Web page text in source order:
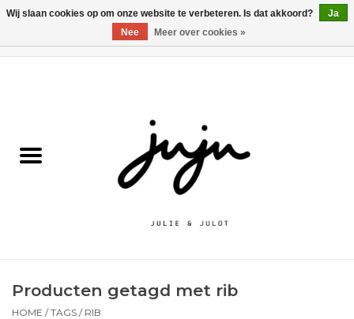
Kledij jongens
Schoenen
Producten getagd met rib
HOME /TAGS / RIB
Wij slaan cookies op om onze website te verbeteren. Is dat akkoord?
Ja
Nee
Meer over cookies »